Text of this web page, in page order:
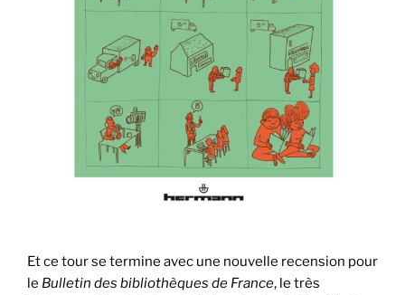
Et ce tour se termine avec une nouvelle recension pour
le Bulletin des bibliothèques de France, le très